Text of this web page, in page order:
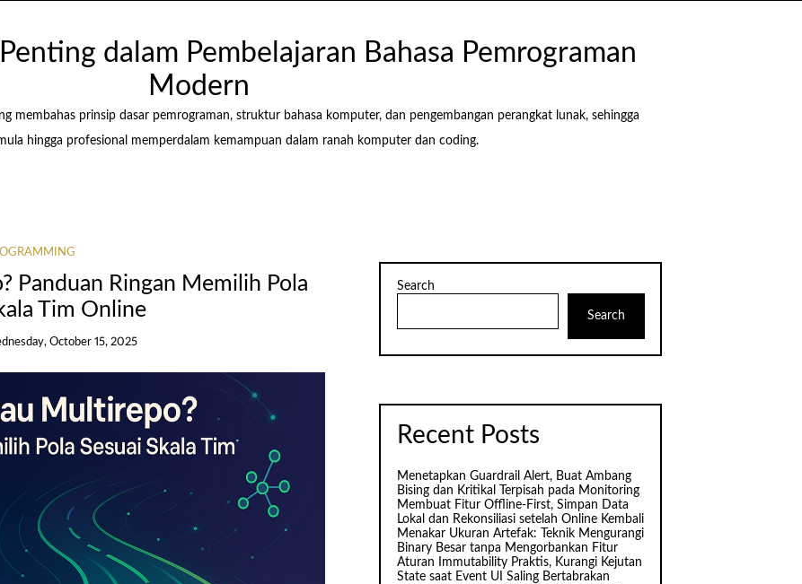
dalam Pembelajaran Bahasa Pemrograman
Modern
membahas prinsip dasar pemrograman, struktur bahasa komputer, dan pengembangan perangkat lunak, sehingga
hingga profesional memperdalam kemampuan dalam ranah komputer dan coding.
Panduan Ringan Memilih Pola
Tim Online
October 15, 2025
Search
Search
Recent Posts
Menetapkan Guardrail Alert, Buat Ambang
Bising dan Kritikal Terpisah pada Monitoring
Membuat Fitur Offline-First, Simpan Data
Lokal dan Rekonsiliasi setelah Online Kembali
Menakar Ukuran Artefak: Teknik Mengurangi
Binary Besar tanpa Mengorbankan Fitur
Aturan Immutability Praktis, Kurangi Kejutan
State saat Event UI Saling Bertabrakan